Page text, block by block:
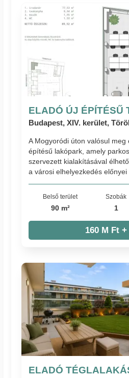
ELADÓ ÚJ ÉPÍTÉSŰ
Budapest, XIV. kerület,
A Mogyoródi úton valósul meg
építésű lakópark, amely
szervezett kialakításával
a városi elhelyezkedés előnyei
Belső terület
90 m²
Szobák
1
160 M Ft
ELADÓ